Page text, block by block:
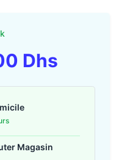
Dhs
Magasin